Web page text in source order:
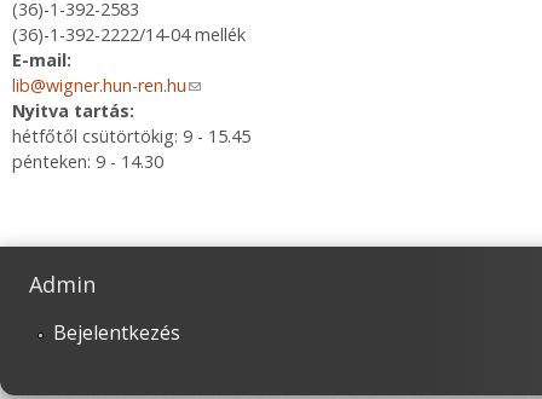
(36)-1-392-2583
(36)-1-392-2222/14-04 mellék
E-mail:
lib@wigner.hun-ren.hu(link sends e-mail)
Nyitva tartás:
hétfőtől csütörtökig: 9 - 15.45
pénteken: 9 - 14.30
Admin
Bejelentkezés